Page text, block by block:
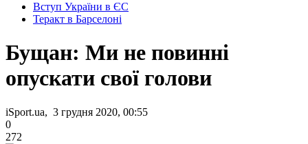
Вступ України в ЄС
Теракт в Барселоні
Бущан: Ми не повинні
опускати свої голови
iSport.ua, 3 грудня 2020, 00:55
0
272